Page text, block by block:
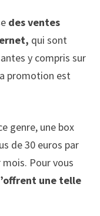
des ventes
qui sont
y compris sur
promotion est
genre, une box
de 30 euros par
Pour vous
une telle